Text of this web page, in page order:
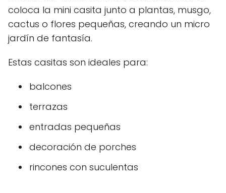
coloca la mini casita junto a plantas, musgo,
cactus o flores pequeñas, creando un micro
jardín de fantasía.
Estas casitas son ideales para:
balcones
terrazas
entradas pequeñas
decoración de porches
rincones con suculentas